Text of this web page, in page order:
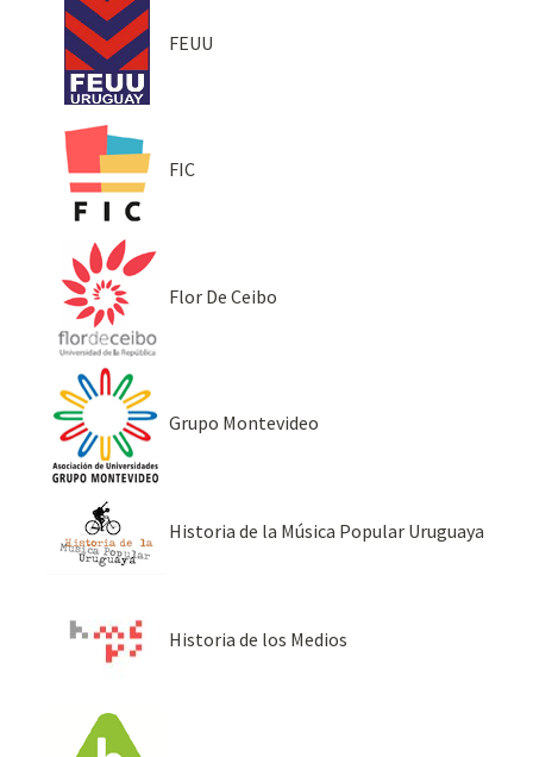
FEUU
FIC
Flor De Ceibo
Grupo Montevideo
Historia de la Música Popular Uruguaya
Historia de los Medios